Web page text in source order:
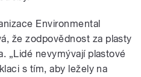
Environmental
že zodpovědnost za plasty
„Lidé nevymývají plastové
s tím, aby ležely na